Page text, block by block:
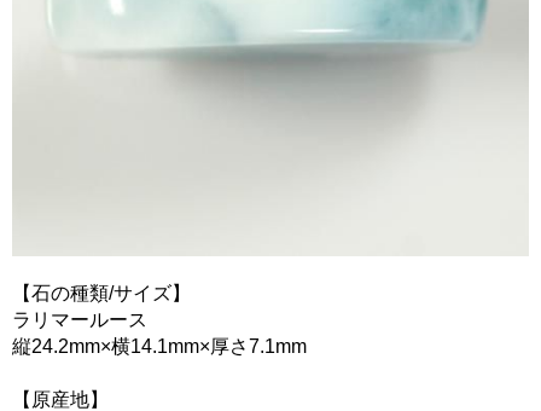
【石の種類/サイズ】
ラリマールース
縦24.2mm×横14.1mm×厚さ7.1mm
【原産地】